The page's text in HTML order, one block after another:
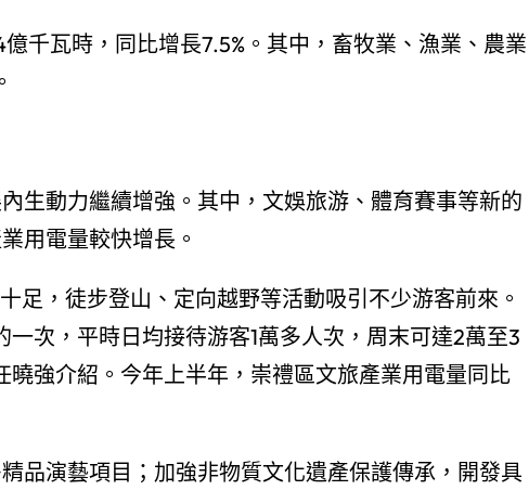
千瓦時，同比增長7.5%。其中，畜牧業、漁業、農業
生動力繼續增強。其中，文娛旅游、體育賽事等新的
用電量較快增長。
足，徒步登山、定向越野等活動吸引不少游客前來。
次，平時日均接待游客1萬多人次，周末可達2萬至3
強介紹。今年上半年，崇禮區文旅產業用電量同比
品演藝項目；加強非物質文化遺產保護傳承，開發具